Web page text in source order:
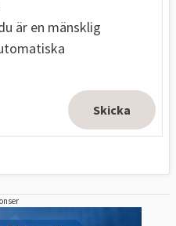
är en mänsklig